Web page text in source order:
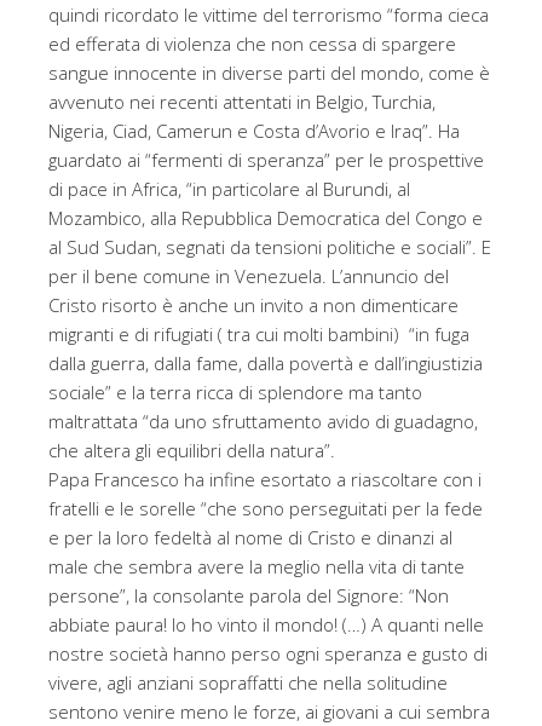
quindi ricordato le vittime del terrorismo “forma cieca
ed efferata di violenza che non cessa di spargere
sangue innocente in diverse parti del mondo, come è
avvenuto nei recenti attentati in Belgio, Turchia,
Nigeria, Ciad, Camerun e Costa d’Avorio e Iraq”. Ha
guardato ai “fermenti di speranza” per le prospettive
di pace in Africa, “in particolare al Burundi, al
Mozambico, alla Repubblica Democratica del Congo e
al Sud Sudan, segnati da tensioni politiche e sociali”. E
per il bene comune in Venezuela. L’annuncio del
Cristo risorto è anche un invito a non dimenticare
migranti e di rifugiati ( tra cui molti bambini) “in fuga
dalla guerra, dalla fame, dalla povertà e dall’ingiustizia
sociale” e la terra ricca di splendore ma tanto
maltrattata “da uno sfruttamento avido di guadagno,
che altera gli equilibri della natura”.
Papa Francesco ha infine esortato a riascoltare con i
fratelli e le sorelle “che sono perseguitati per la fede
e per la loro fedeltà al nome di Cristo e dinanzi al
male che sembra avere la meglio nella vita di tante
persone”, la consolante parola del Signore: “Non
abbiate paura! Io ho vinto il mondo! (…) A quanti nelle
nostre società hanno perso ogni speranza e gusto di
vivere, agli anziani sopraffatti che nella solitudine
sentono venire meno le forze, ai giovani a cui sembra